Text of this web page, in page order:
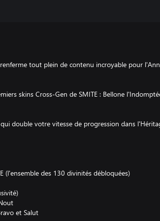
renferme tout plein de contenu incroyable pour
skins Cross-Gen de SMITE : Bellone
double votre vitesse de progression dans
(l'ensemble des 130 divinités débloquées)
et Salut